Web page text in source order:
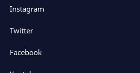
Instagram
Twitter
Facebook